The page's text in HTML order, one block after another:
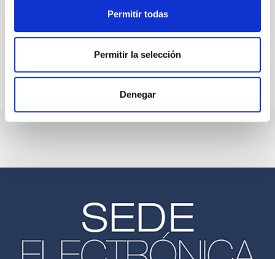
Permitir todas
Permitir la selección
Denegar